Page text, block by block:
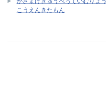
こうえんきたもん